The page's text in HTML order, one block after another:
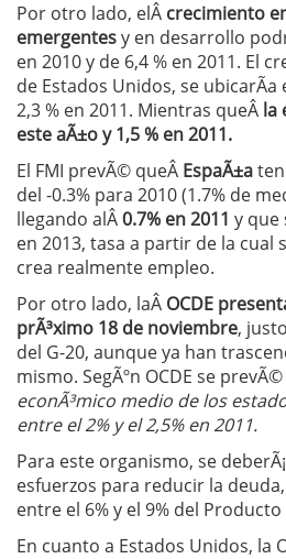
Por otro lado, elÂ crecimiento
emergentesy en desarrollo
en 2010 y de 6,4 % en 2011. El
de Estados Unidos, se ubicarÃ­a
2,3 % en 2011. Mientras queÂ la
este aÃ±o y 1,5 % en 2011.
El FMI prevÃ© queÂ EspaÃ±a
del -0.3% para 2010 (1.7% de
llegando alÂ0.7% en 2011 y que
en 2013, tasa a partir de la cual
crea realmente empleo.
Por otro lado, laÂ OCDE
prÃ³ximo 18 de noviembre,
del G-20, aunque ya han
mismo. SegÃºn OCDE se
econÃ³mico medio de los
entre el 2% y el 2,5% en 2011.
Para este organismo, se
esfuerzos para reducir la
entre el 6% y el 9% del
En cuanto a Estados Unidos, la